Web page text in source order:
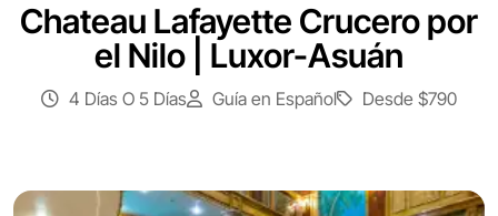
Chateau Lafayette Crucero por
el Nilo | Luxor-Asuán
4 Días O 5 Días Guía en Español Desde $790